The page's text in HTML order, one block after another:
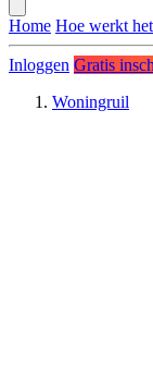
Home Hoe werkt
Inloggen Gratis
Woningruil